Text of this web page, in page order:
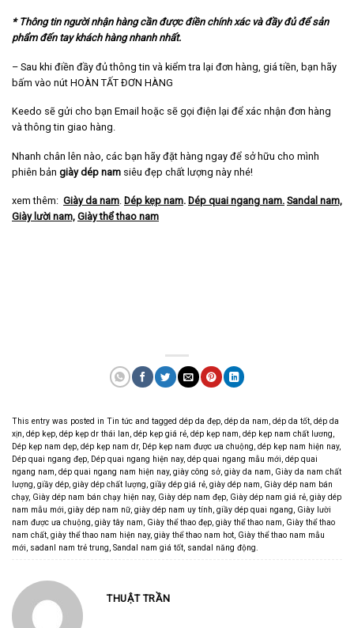
* Thông tin người nhận hàng cần được điền chính xác và đầy đủ để sản
phẩm đến tay khách hàng nhanh nhất.
– Sau khi điền đầy đủ thông tin và kiểm tra lại đơn hàng, giá tiền, bạn hãy
bấm vào nút HOÀN TẤT ĐƠN HÀNG
Keedo sẽ gửi cho bạn Email hoặc sẽ gọi điện lại để xác nhận đơn hàng
và thông tin giao hàng.
Nhanh chân lên nào, các bạn hãy đặt hàng ngay để sở hữu cho mình
phiên bản giày dép nam siêu đẹp chất lượng này nhé!
xem thêm: Giày da nam. Dép kẹp nam. Dép quai ngang nam. Sandal nam,
Giày lười nam, Giày thể thao nam
This entry was posted in Tin tức and tagged dép da đẹp, dép da nam, dép da tốt, dép da
xịn, dép kẹp, dép kẹp dr thái lan, dép kẹp giá rẻ, dép kẹp nam, dép kẹp nam chất lương,
Dép kẹp nam dẹp, dép kẹp nam dr, Dép kẹp nam được ưa chuộng, dép kẹp nam hiện nay,
Dép quai ngang đẹp, Dép quai ngang hiện nay, dép quai ngang mẫu mới, dép quai
ngang nam, dép quai ngang nam hiện nay, giày công sở, giày da nam, Giày da nam chất
lượng, giầy dép, giày dép chất lượng, giầy dép giá rẻ, giày dép nam, Giày dép nam bán
chạy, Giày dép nam bán chạy hiện nay, Giày dép nam đẹp, Giày dép nam giá rẻ, giày dép
nam mẫu mới, giày dép nam nữ, giày dép nam uy tính, giầy dép quai ngang, Giày lười
nam được ưa chuộng, giày tây nam, Giày thể thao đẹp, giày thể thao nam, Giày thể thao
nam chất, giày thể thao nam hiện nay, giày thể thao nam hot, Giày thể thao nam mẫu
mới, sadanl nam trẻ trung, Sandal nam giá tốt, sandal năng động.
THUẬT TRẦN